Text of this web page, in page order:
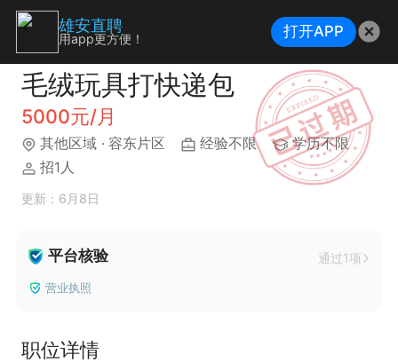
毛绒玩具打快递包
5000元/月
其他区域 · 容东片区 经验不限
学历不限
招1人
更新：6月8日
平台核验 通过1项
营业执照
职位详情
雄安直聘
用app更方便！ 打开APP